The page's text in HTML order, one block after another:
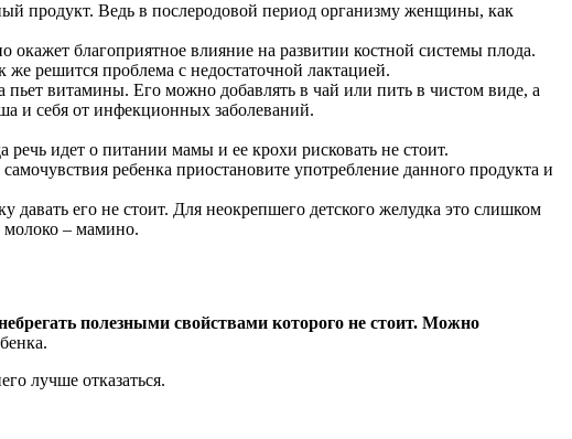
продукт. Ведь в послеродовой период организму женщины, как
благоприятное влияние на развитии костной системы плода.
решится проблема с недостаточной лактацией.
витамины. Его можно добавлять в чай или пить в чистом виде, а
и себя от инфекционных заболеваний.
идет о питании мамы и ее крохи рисковать не стоит.
ребенка приостановите употребление данного продукта и
его не стоит. Для неокрепшего детского желудка это слишком
молоко – мамино.
полезными свойствами которого не стоит. Можно
лучше отказаться.